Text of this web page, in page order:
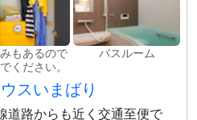
もあるので
ください。
バスルーム
スいまばり
道路からも近く交通至便で